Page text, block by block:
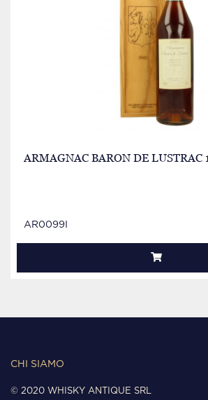
ARMAGNAC BARON DE LUSTRAC
AR0099I
CHI SIAMO
© 2020 WHISKY ANTIQUE SRL